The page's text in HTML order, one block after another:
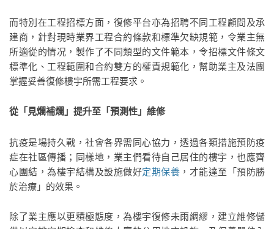
而特別在工程招標方面，復修平台亦為招聘不同工程顧問及承
建商，針對現時業界工程合約條款和標準欠缺規範，令業主無
所適從的情况，製作了不同類型的文件範本，令招標文件條文
標準化、工程範圍和合約雙方的權責規範化，幫助業主及法團
掌握妥善復修樓宇所需工程要求。
從「見爛補爛」提升至「預測性」維修
抗疫是場持久戰，社會各界需同心協力，透過各類措施預防疫
症在社區傳播；同樣地，業主們看待自己居住的樓宇，也應齊
心團結，為樓宇結構及設施做好定期保養 ，才能達至「預防勝
於治療」的效果。
除了業主應以更積極態度，為樓宇復修未雨綢繆，建立維修儲